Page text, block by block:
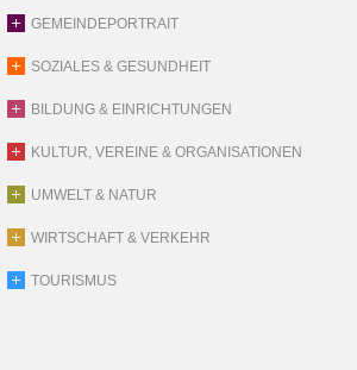
GEMEINDEPORTRAIT
SOZIALES & GESUNDHEIT
BILDUNG & EINRICHTUNGEN
KULTUR, VEREINE & ORGANISATIONEN
UMWELT & NATUR
WIRTSCHAFT & VERKEHR
TOURISMUS